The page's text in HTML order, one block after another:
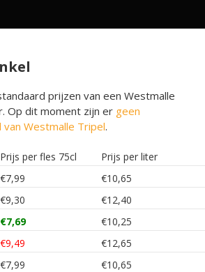
prijzen van een Westmalle
Op dit moment zijn er geen
van Westmalle Tripel.
Prijs per fles 75cl
Prijs per liter
€7,99
€10,65
€9,30
€12,40
€7,69
€10,25
€9,49
€12,65
€7,99 €10,65